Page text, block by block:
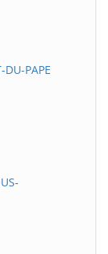
PAPE